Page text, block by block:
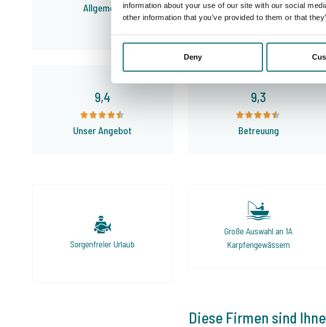
information about your use of our site with our social
other information that you’ve provided to them or that
Deny
Allgemein Anlagen
9,4
Unser Angebot
9,3
Betreuung
Sorgenfreier Urlaub
Große Auswahl an 1A
Karpfengewässern
Diese Firmen sind